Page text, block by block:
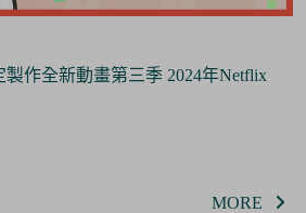
製作全新動畫第三季 2024年Netflix
MORE